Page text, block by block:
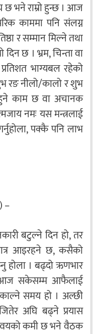
छ भने राम्रो हुन्छ । आज
काममा पनि संलग्न
र सम्मान मिल्ने तथा
दिन छ । भ्रम, चिन्ता वा
भाग्यबल रहेको
रङ नीलो/कालो र शुभ
काम छ वा अचानक
नमः यस मन्त्रलाई
पक्कै पनि लाभ
–
बटुल्ने दिन हो, तर
आइरहने छ, कसैको
होला । बढ्दो ऋणभार
आज सकेसम्म आफैलाई
समय हो । अल्छी
अघि बढ्ने प्रयास
कमी छ भने वैठक